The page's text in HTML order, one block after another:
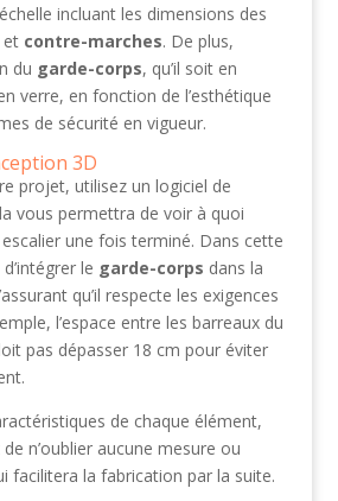
incluant les dimensions des
et contre-marches. De plus,
du garde-corps, qu’il soit en
verre, en fonction de l’esthétique
de sécurité en vigueur.
3D
projet, utilisez un logiciel de
vous permettra de voir à quoi
une fois terminé. Dans cette
le garde-corps dans la
qu’il respecte les exigences
l’espace entre les barreaux du
pas dépasser 18 cm pour éviter
de chaque élément,
n’oublier aucune mesure ou
facilitera la fabrication par la suite.